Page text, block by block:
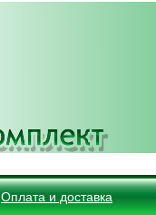
Оплата и доставка